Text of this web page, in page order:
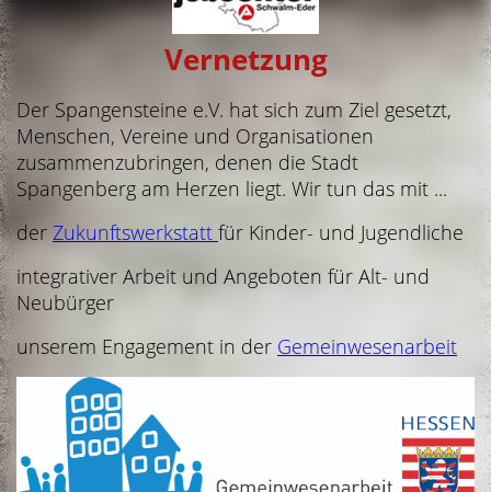
Vernetzung
Der Spangensteine e.V. hat sich zum Ziel gesetzt,
Menschen, Vereine und Organisationen
zusammenzubringen, denen die Stadt
Spangenberg am Herzen liegt. Wir tun das mit ...
der Zukunftswerkstatt für Kinder- und Jugendliche
integrativer Arbeit und Angeboten für Alt- und
Neubürger
unserem Engagement in der Gemeinwesenarbeit